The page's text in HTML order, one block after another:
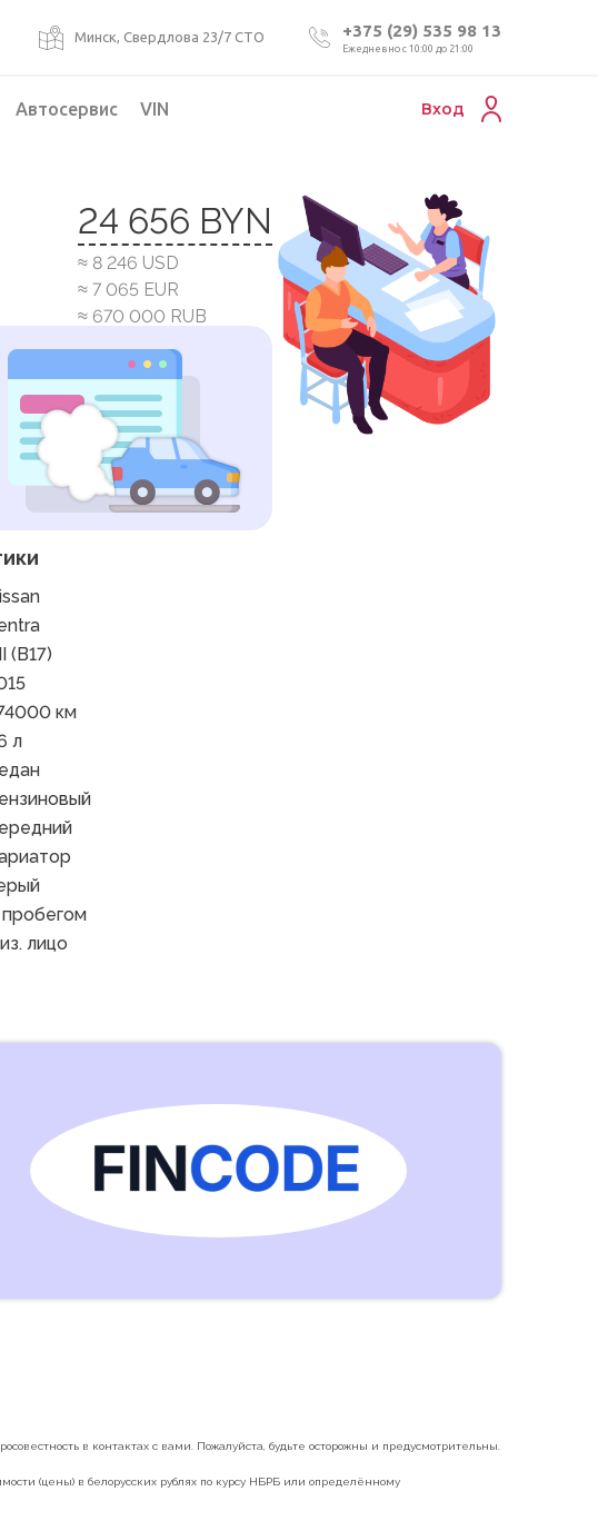
Минск, Свердлова 23/7 СТО +375 (29) 535 98 13
Ежедневно с 10:00 до 21:00
Проверка VIN номера авто
Пригон авто из Беларуси
Подбор мотоцикла
Автосервис VIN Вход
24 656 BYN
≈ 8 246 USD
≈ 7 065 EUR
≈ 670 000 RUB
(B17)
км
л
пробегом
лицо
в контактах с вами. Пожалуйста, будьте осторожны и предусмотрительны.
(цены) в белорусских рублях по курсу НБРБ или определённому